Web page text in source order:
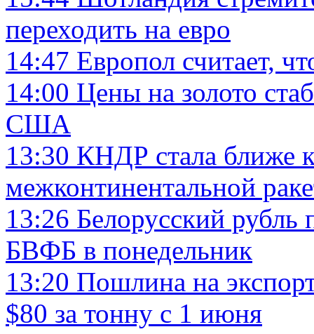
переходить на евро
14:47 Европол считает,
14:00 Цены на золото
США
13:30 КНДР стала ближе
межконтинентальной
13:26 Белорусский рубль
БВФБ в понедельник
13:20 Пошлина на
$80 за тонну с 1 июня